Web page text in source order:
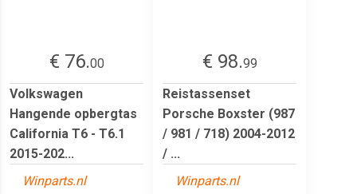
€ 76.00
Volkswagen
Hangende opbergtas
California T6 - T6.1
2015-202...
Winparts.nl
€ 98.99
Reistassenset
Porsche Boxster (987
/ 981 / 718) 2004-2012
/ ...
Winparts.nl